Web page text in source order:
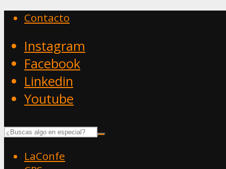
Contacto
Instagram
Facebook
Linkedin
Youtube
LaConfe